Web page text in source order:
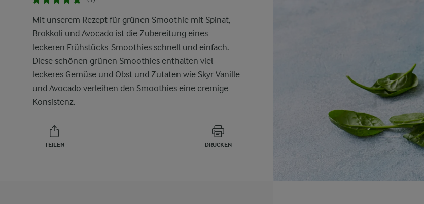
Mit unserem Rezept für grünen Smoothie mit Spinat,
Brokkoli und Avocado ist die Zubereitung eines
leckeren Frühstücks-Smoothies schnell und einfach.
Diese schönen grünen Smoothies enthalten viel
leckeres Gemüse und Obst und Zutaten wie Skyr Vanille
und Avocado verleihen den Smoothies eine cremige
Konsistenz.
TEILEN DRUCKEN